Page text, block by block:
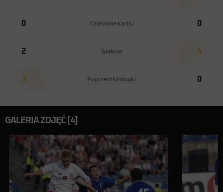
0 Czerwone kartki 0
2 Spalone 4
3 Poprzeczki/słupki 0
GALERIA ZDJĘĆ [4]